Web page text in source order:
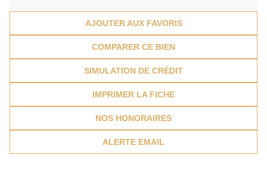
AJOUTER AUX FAVORIS
COMPARER CE BIEN
SIMULATION DE CRÉDIT
IMPRIMER LA FICHE
NOS HONORAIRES
ALERTE EMAIL